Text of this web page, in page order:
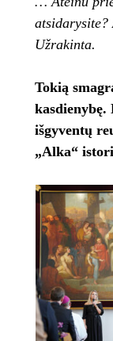
Užrakinta.
Tokią
išgyventų
„Alka“